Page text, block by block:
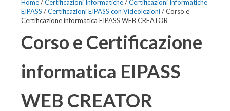
Home/Certificazioni Informatiche/Certificazioni Informatiche
EIPASS /Certificazioni EIPASS con Videolezioni/ Corso e
Certificazione informatica EIPASS WEB CREATOR
Corso e Certificazione
informatica EIPASS
WEB CREATOR